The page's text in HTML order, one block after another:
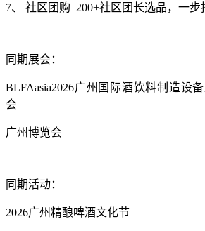
7、 社区团购 200+社区团长选品，一步
同期展会：
BLFAasia2026广州国际酒饮料制造设
会
广州博览会
同期活动：
2026广州精酿啤酒文化节